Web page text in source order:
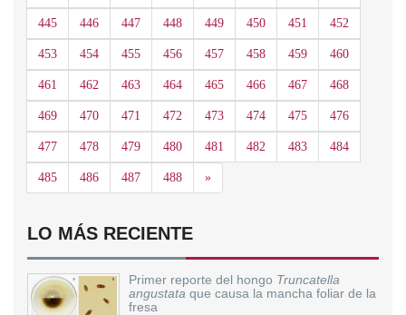
445 446 447 448 449 450 451 452
453 454 455 456 457 458 459 460
461 462 463 464 465 466 467 468
469 470 471 472 473 474 475 476
477 478 479 480 481 482 483 484
485 486 487 488 »Siguiente
LO MÁS RECIENTE
Primer reporte del hongo Truncatella
angustata que causa la mancha foliar de la
fresa